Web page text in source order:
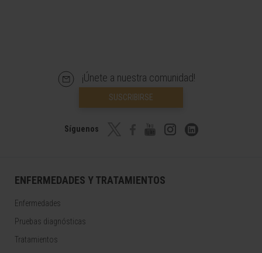
¡Únete a nuestra comunidad!
SUSCRIBIRSE
Síguenos
ENFERMEDADES Y TRATAMIENTOS
Enfermedades
Pruebas diagnósticas
Tratamientos